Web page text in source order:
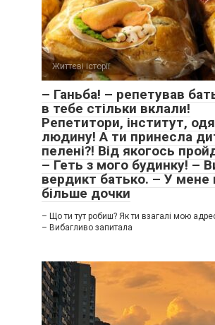
Життєві історії
– Ганьба! – репетував
в тебе стільки вклали!
Репетитори, інститут,
людину! А ти принесла
пелені?! Від якогось
– Геть з мого будинку! –
вердикт батько. – У мене
більше дочки
– Що ти тут робиш? Як ти взагалі мою
– Вибагливо запитала